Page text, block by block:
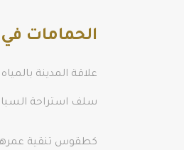
الحمامات
علاقة المدينة
سلف استراحة
كطقوس تنقية